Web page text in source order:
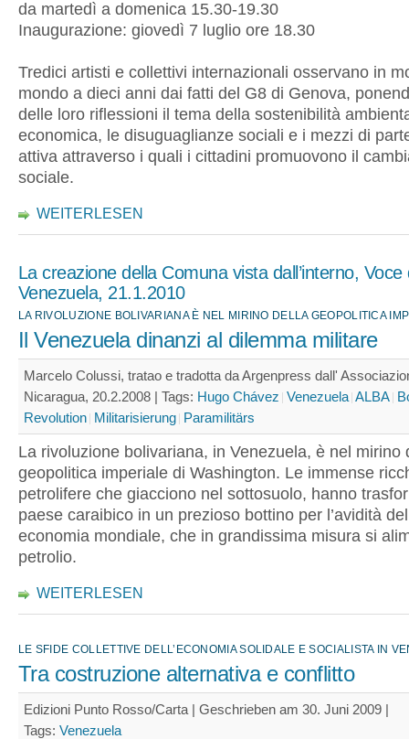
da martedì a domenica 15.30-19.30
Inaugurazione: giovedì 7 luglio ore 18.30
Tredici artisti e collettivi internazionali osservano in
mondo a dieci anni dai fatti del G8 di Genova,
delle loro riflessioni il tema della sostenibilità
economica, le disuguaglianze sociali e i mezzi di
attiva attraverso i quali i cittadini promuovono il
sociale.
WEITERLESEN
La creazione della Comuna vista dall’interno, Voce
Venezuela, 21.1.2010
LA RIVOLUZIONE BOLIVARIANA È NEL MIRINO DELLA GEOPOLITICA
Il Venezuela dinanzi al dilemma militare
Marcelo Colussi, tratao e tradotta da Argenpress dall'
Nicaragua, 20.2.2008 | Tags: Hugo Chávez Venezuela ALBA
Revolution Militarisierung Paramilitärs
La rivoluzione bolivariana, in Venezuela, è nel mirino
geopolitica imperiale di Washington. Le immense
petrolifere che giacciono nel sottosuolo, hanno
paese caraibico in un prezioso bottino per l’avidità
economia mondiale, che in grandissima misura si
petrolio.
WEITERLESEN
LE SFIDE COLLETTIVE DELL’ECONOMIA SOLIDALE E SOCIALISTA IN
Tra costruzione alternativa e conflitto
Edizioni Punto Rosso/Carta | Geschrieben am 30. Juni 2009 |
Tags: Venezuela